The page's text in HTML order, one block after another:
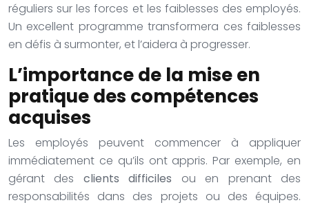
réguliers sur les forces et les faiblesses des employés.
Un excellent programme transformera ces faiblesses
en défis à surmonter, et l’aidera à progresser.
L’importance de la mise en
pratique des compétences
acquises
Les employés peuvent commencer à appliquer
immédiatement ce qu’ils ont appris. Par exemple, en
gérant des clients difficiles ou en prenant des
responsabilités dans des projets ou des équipes.